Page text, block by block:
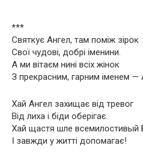
***
Святкує Ангел, там поміж зірок
Свої чудові, добрі іменини.
А ми вітаєм нині всіх жінок
З прекрасним, гарним іменем —
Хай Ангел захищає від тревог
Від лиха і біди оберігає.
Хай щастя шле всемилостивый
І завжди у житті допомагає!